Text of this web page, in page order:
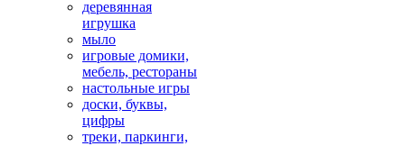
деревянная
игрушка
мыло
игровые домики,
мебель, рестораны
настольные игры
доски, буквы,
цифры
треки, паркинги,